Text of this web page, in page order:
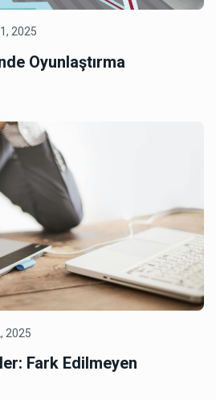
2025
Oyunlaştırma
2025
Fark Edilmeyen